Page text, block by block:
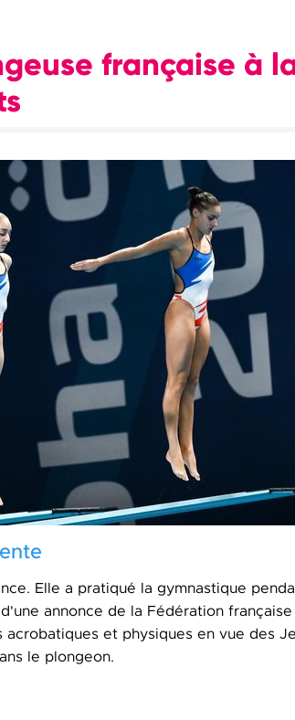
française à
Elle a pratiqué la gymnastique
annonce de la Fédération
et physiques en vue des
le plongeon.